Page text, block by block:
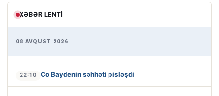
XƏBƏR LENTI
08 AVQUST 2026
22:10 Co Baydenin səhhəti pisləşdi